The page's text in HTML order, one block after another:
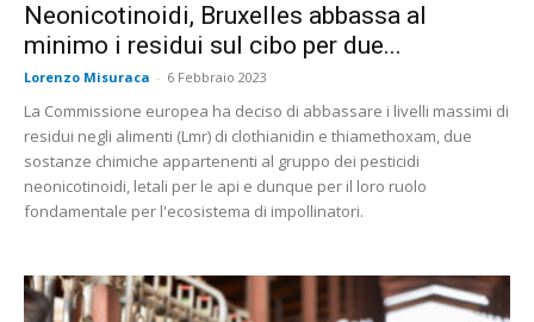
Neonicotinoidi, Bruxelles abbassa al
minimo i residui sul cibo per due...
Lorenzo Misuraca - 6 Febbraio 2023
La Commissione europea ha deciso di abbassare i livelli massimi di
residui negli alimenti (Lmr) di clothianidin e thiamethoxam, due
sostanze chimiche appartenenti al gruppo dei pesticidi
neonicotinoidi, letali per le api e dunque per il loro ruolo
fondamentale per l'ecosistema di impollinatori.